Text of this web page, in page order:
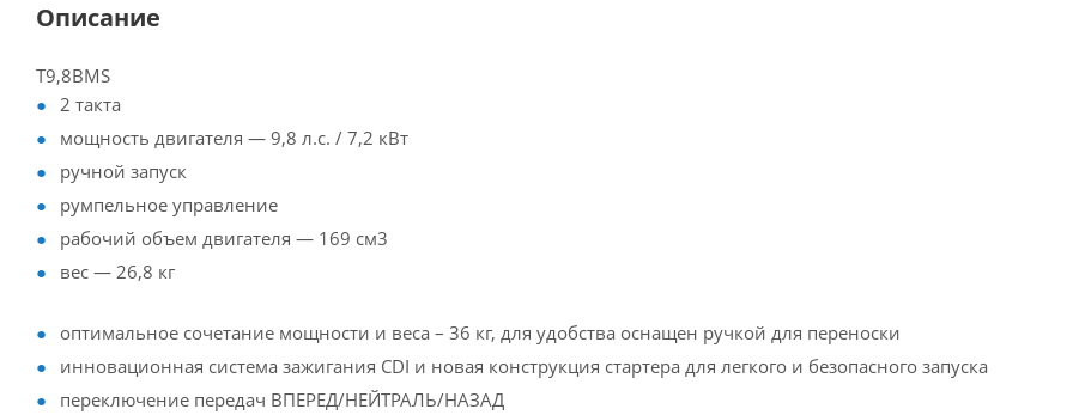
Описание
T9,8BMS
2 такта
мощность двигателя — 9,8 л.с. / 7,2 кВт
ручной запуск
румпельное управление
рабочий объем двигателя — 169 см3
вес — 26,8 кг
оптимальное сочетание мощности и веса – 36 кг, для удобства оснащен ручкой для переноски
инновационная система зажигания CDI и новая конструкция стартера для легкого и безопасного запуска
переключение передач ВПЕРЕД/НЕЙТРАЛЬ/НАЗАД